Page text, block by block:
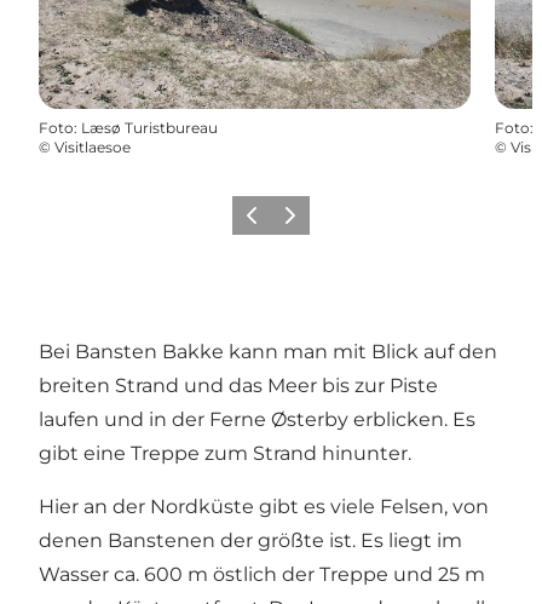
Foto: Læsø Turistbureau
© Visitlaesoe
Foto:
©
Vorherige Folie
Nächste Folie
Bei Bansten Bakke kann man mit Blick auf den
breiten Strand und das Meer bis zur Piste
laufen und in der Ferne Østerby erblicken. Es
gibt eine Treppe zum Strand hinunter.
Hier an der Nordküste gibt es viele Felsen, von
denen Banstenen der größte ist. Es liegt im
Wasser ca. 600 m östlich der Treppe und 25 m